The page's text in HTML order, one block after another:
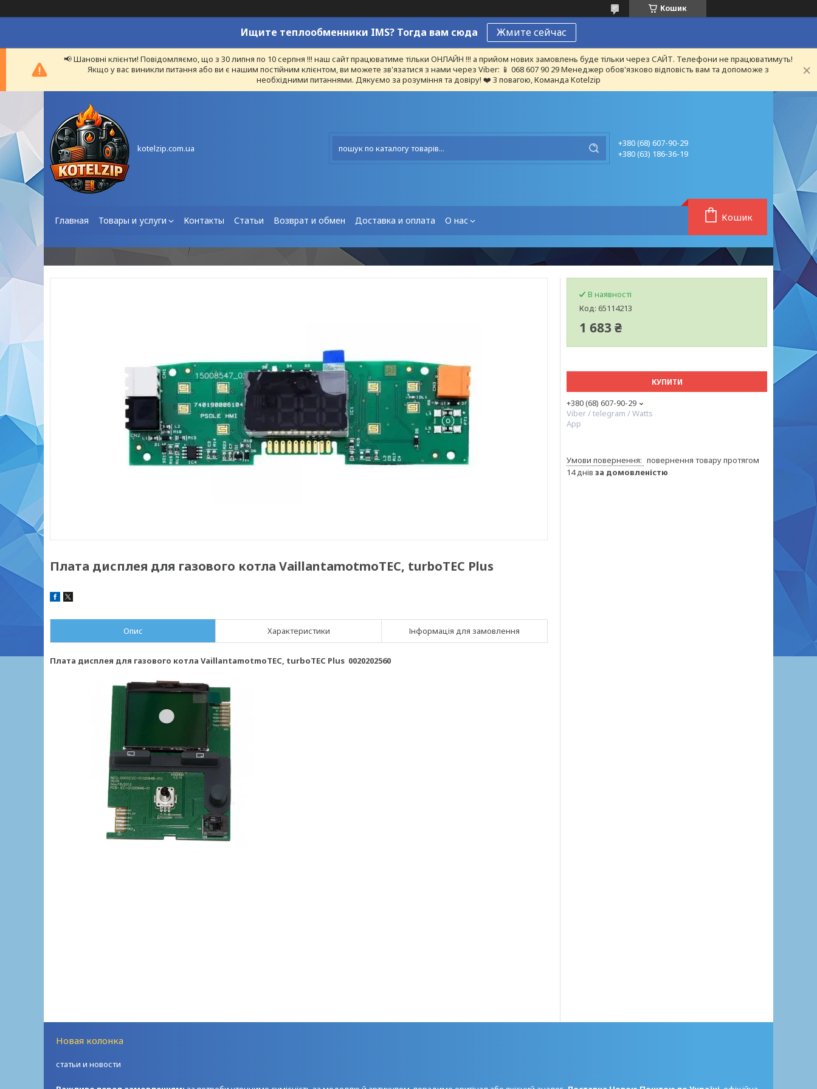
Кошик
Ищите теплообменники IMS? Тогда вам сюда Жмите сейчас
📢 Шановні клієнти! Повідомляємо, що з 30 липня по 10 серпня !!! наш сайт працюватиме тільки ОНЛАЙН !!! а прийом нових замовлень буде тільки через САЙТ. Телефони не працюватимуть!
Якщо у вас виникли питання або ви є нашим постійним клієнтом, ви можете зв'язатися з нами через Viber: 📱 068 607 90 29 Менеджер обов'язково відповість вам та допоможе з
необхідними питаннями. Дякуємо за розуміння та довіру! ❤️ З повагою, Команда Kotelzip
kotelzip.com.ua
+380 (68) 607-90-29
+380 (63) 186-36-19
Главная Товары и услуги Контакты Статьи Возврат и обмен Доставка и оплата О нас Кошик
Плата дисплея для газового котла VaillantamotmoTEC, turboTEC Plus
Опис Характеристики Інформація для замовлення
Плата дисплея для газового котла VaillantamotmoTEC, turboTEC Plus 0020202560
В наявності
Код: 65114213
1 683 ₴
КУПИТИ
+380 (68) 607-90-29
Viber / telegram / Watts
App
повернення товару протягом
14 днів за домовленістю
Новая колонка
статьи и новости